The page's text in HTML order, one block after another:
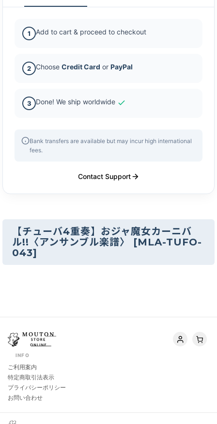
【チューバ4重奏】おジャ魔女カーニバ
ル!!〈アンサンブル楽譜〉
[MLA-TUFO-
043]
1 Add to cart & proceed to checkout
2 Choose Credit Card or PayPal
3 Done! We ship worldwide
Bank transfers are available but may incur high international
fees.
Contact Support
INFO
ご利用案内
特定商取引法表示
プライバシーポリシー
お問い合わせ